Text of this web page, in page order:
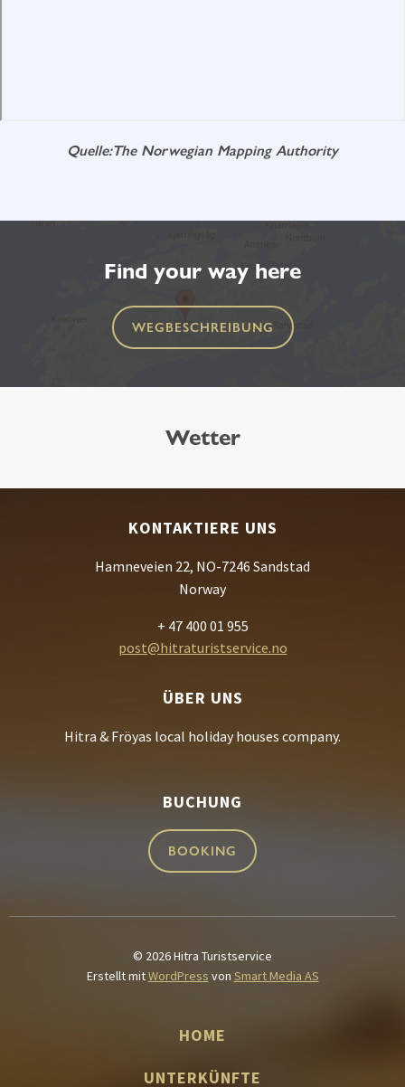
Quelle:The Norwegian Mapping Authority
Find your way here
WEGBESCHREIBUNG
Wetter
KONTAKTIERE UNS
Hamneveien 22, NO-7246 Sandstad
Norway
+ 47 400 01 955
post@hitraturistservice.no
ÜBER UNS
Hitra & Fröyas local holiday houses company.
BUCHUNG
BOOKING
© 2026 Hitra Turistservice
Erstellt mitWordPress von Smart Media AS
HOME
UNTERKÜNFTE